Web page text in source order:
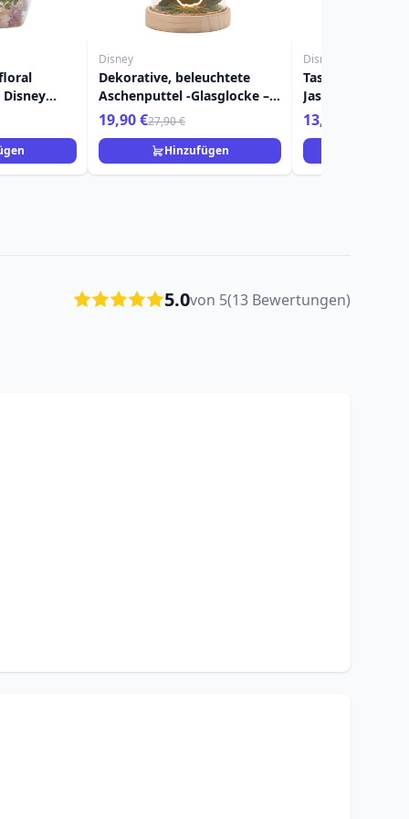
Disney
Dekorative, beleuchtete
Aschenputtel -Glasglocke –
Disney Pastellprinzessin
19,90 €27,90 €
Hinzufügen
Disney
Tasse mit
Jasmine –
Princess
13,90 €
5.0von 5(13 Bewertungen)